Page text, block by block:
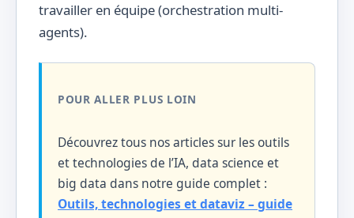
travailler en équipe (orchestration multi-
agents).
POUR ALLER PLUS LOIN
Découvrez tous nos articles sur les outils
et technologies de l’IA, data science et
big data dans notre guide complet :
Outils, technologies et dataviz – guide